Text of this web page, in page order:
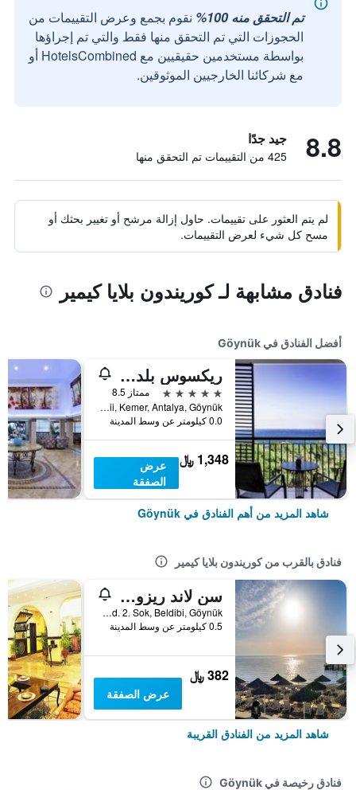
تم التحقق منه 100%
نقوم بجمع وعرض التقييمات من
الحجوزات التي تم التحقق منها فقط والتي تم إجراؤها
بواسطة مستخدمين حقيقيين مع HotelsCombined أو
مع شركائنا الخارجيين الموثوقين.
8.8 جيد جدًا
425 من التقييمات تم التحقق منها
لم يتم العثور على تقييمات. حاول إزالة مرشح أو تغيير بحثك أو
مسح كل شيء لعرض التقييمات.
فنادق مشابهة لـ كوريندون بلايا كيمير
أفضل الفنادق في Göynük
ريكسوس بلديبي - أدالت فنل - ذا لاند أوف ليجندز أسيس
5 نجوم
ممتاز 8.5
Göynük Mahallesi, Baskomutan Atatürk Caddesi No:67, Beldibi Mevkii, Kemer, Antalya, Göynük, تركيا
0.0 كيلومتر عن وسط المدينة
1,348 ﷼
عرض
الصفقة
شاهد المزيد من أهم الفنادق في Göynük
فنادق بالقرب من كوريندون بلايا كيمير
سن لاند ريزورت بلديبي - شرمامل جميع الخدمات
Ciftcesmeler Mevkii, Ataturk Cad. 2. Sok, Beldibi, Göynük, تركيا
0.5 كيلومتر عن وسط المدينة
382 ﷼
عرض الصفقة
شاهد المزيد من الفنادق القريبة
فنادق رخيصة في Göynük